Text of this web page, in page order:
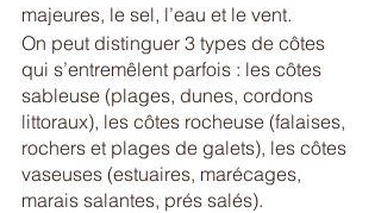
majeures, le sel, l’eau et le vent.
On peut distinguer 3 types de côtes
qui s’entremêlent parfois : les côtes
sableuse (plages, dunes, cordons
littoraux), les côtes rocheuse (falaises,
rochers et plages de galets), les côtes
vaseuses (estuaires, marécages,
marais salantes, prés salés).